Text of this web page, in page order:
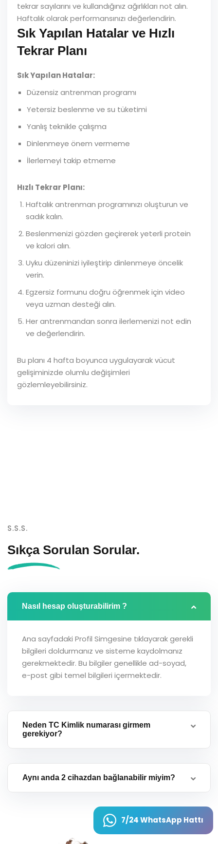
7/24 WhatsApp Hattı
tekrar sayılarını ve kullandığınız ağırlıkları not alın.
Haftalık olarak performansınızı değerlendirin.
Sık Yapılan Hatalar ve Hızlı
Tekrar Planı
Sık Yapılan Hatalar:
Düzensiz antrenman programı
Yetersiz beslenme ve su tüketimi
Yanlış teknikle çalışma
Dinlenmeye önem vermeme
İlerlemeyi takip etmeme
Hızlı Tekrar Planı:
Haftalık antrenman programınızı oluşturun ve
sadık kalın.
Beslenmenizi gözden geçirerek yeterli protein
ve kalori alın.
Uyku düzeninizi iyileştirip dinlenmeye öncelik
verin.
Egzersiz formunu doğru öğrenmek için video
veya uzman desteği alın.
Her antrenmandan sonra ilerlemenizi not edin
ve değerlendirin.
Bu planı 4 hafta boyunca uygulayarak vücut
gelişiminizde olumlu değişimleri
gözlemleyebilirsiniz.
S.S.S.
Sıkça Sorulan Sorular.
Nasıl hesap oluşturabilirim ?
Ana sayfadaki Profil Simgesine tıklayarak gerekli
bilgileri doldurmanız ve sisteme kaydolmanız
gerekmektedir. Bu bilgiler genellikle ad-soyad,
e-post gibi temel bilgileri içermektedir.
Neden TC Kimlik numarası girmem
gerekiyor?
Aynı anda 2 cihazdan bağlanabilir miyim?